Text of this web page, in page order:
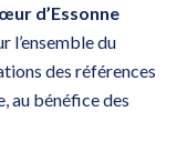
d’Essonne
l’ensemble du
des références
au bénéfice des